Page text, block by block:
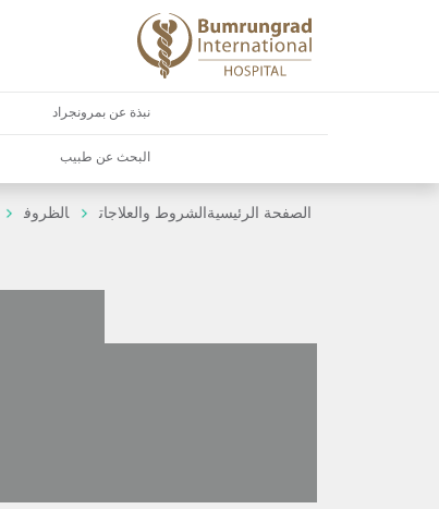
نبذة عن بمرونجراد
البحث عن طبيب
الصفحة الرئيسية الشروط والعلاجات الظروف